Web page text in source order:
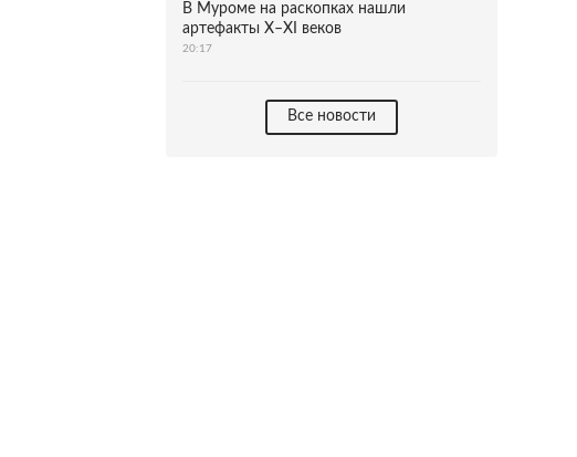
В Муроме на раскопках нашли
артефакты X–XI веков
20:17
Все новости